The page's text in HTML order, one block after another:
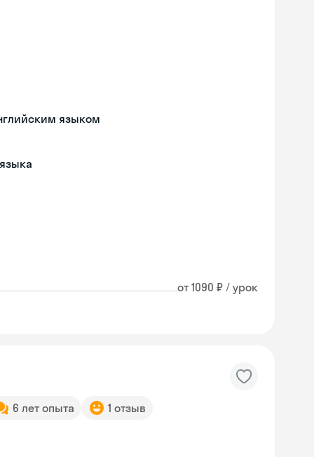
языком
от 1090 ₽ / урок
6 лет опыта 1 отзыв